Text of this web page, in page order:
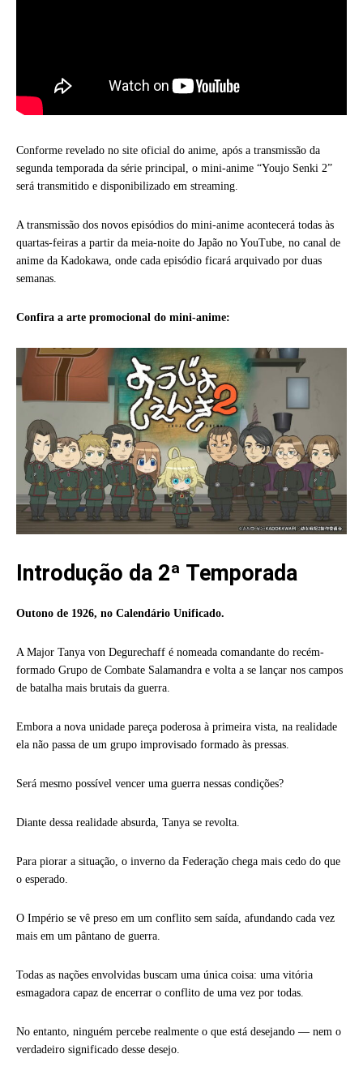
Conforme revelado no site oficial do anime, após a transmissão da
segunda temporada da série principal, o mini-anime “Youjo Senki 2”
será transmitido e disponibilizado em streaming.
A transmissão dos novos episódios do mini-anime acontecerá todas às
quartas-feiras a partir da meia-noite do Japão no YouTube, no canal de
anime da Kadokawa, onde cada episódio ficará arquivado por duas
semanas.
Confira a arte promocional do mini-anime:
Introdução da 2ª Temporada
Outono de 1926, no Calendário Unificado.
A Major Tanya von Degurechaff é nomeada comandante do recém-
formado Grupo de Combate Salamandra e volta a se lançar nos campos
de batalha mais brutais da guerra.
Embora a nova unidade pareça poderosa à primeira vista, na realidade
ela não passa de um grupo improvisado formado às pressas.
Será mesmo possível vencer uma guerra nessas condições?
Diante dessa realidade absurda, Tanya se revolta.
Para piorar a situação, o inverno da Federação chega mais cedo do que
o esperado.
O Império se vê preso em um conflito sem saída, afundando cada vez
mais em um pântano de guerra.
Todas as nações envolvidas buscam uma única coisa: uma vitória
esmagadora capaz de encerrar o conflito de uma vez por todas.
No entanto, ninguém percebe realmente o que está desejando — nem o
verdadeiro significado desse desejo.